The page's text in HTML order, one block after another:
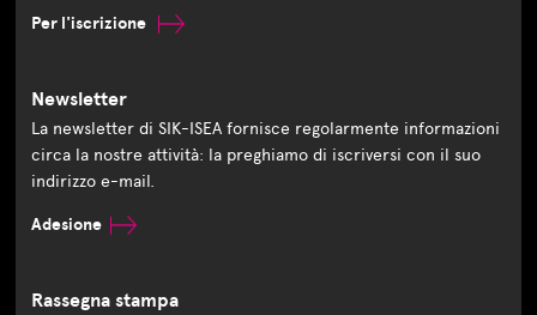
Per l'iscrizione
Newsletter
La newsletter di SIK-ISEA fornisce regolarmente informazioni
circa la nostre attività: la preghiamo di iscriversi con il suo
indirizzo e-mail.
Adesione
Rassegna stampa